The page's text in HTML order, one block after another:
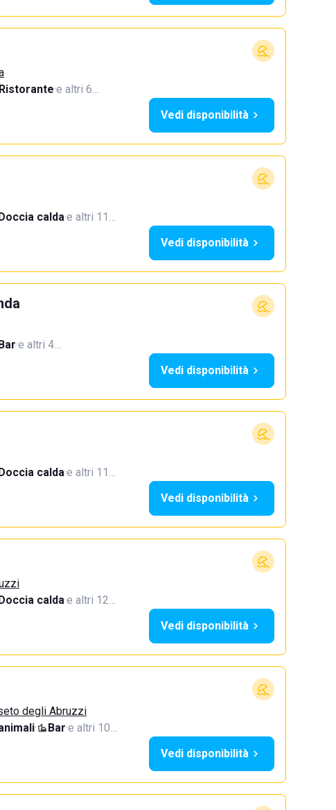
Ristorante·e altri 6…
Vedi disponibilità
calda·e altri 11…
Vedi disponibilità
·e altri 4…
Vedi disponibilità
calda·e altri 11…
Vedi disponibilità
calda·e altri 12…
Vedi disponibilità
degli Abruzzi
· Bar·e altri 10…
Vedi disponibilità